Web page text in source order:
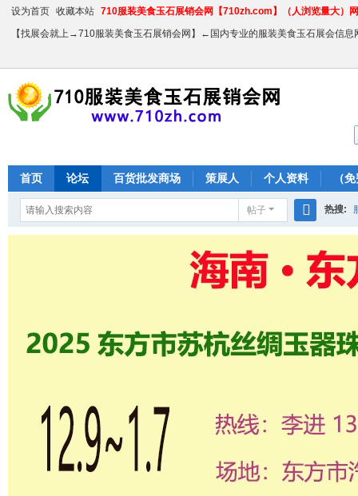
设为首页 收藏本站 710服装美食玉石展销会网【710zh.com】（人浏览量大）
【找展会就上→710服装美食玉石展销会网】←国内专业的服装美食玉石展会信息
首页 论坛 百货批发商场 策展人 个人资料 （
帖子
搜
索
热搜: